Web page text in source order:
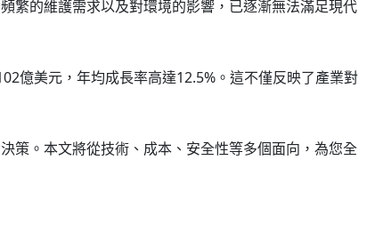
繁的維護需求以及對環境的影響，已逐漸無法滿足現代
億美元，年均成長率高達12.5%。這不僅反映了產業對
策。本文將從技術、成本、安全性等多個面向，為您全